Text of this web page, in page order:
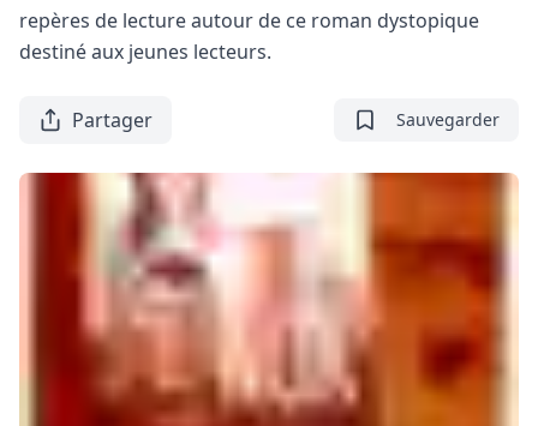
repères de lecture autour de ce roman dystopique
destiné aux jeunes lecteurs.
Partager Sauvegarder